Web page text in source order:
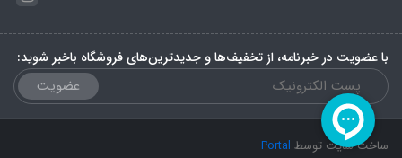
با عضویت در خبرنامه، از تخفیف‌ها و جدیدترین‌های فروشگاه باخبر شوید:
عضویت
ساخت سایت توسط Portal